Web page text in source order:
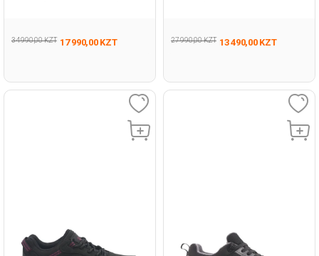
34 990,00 KZT 17 990,00 KZT 27 990,00 KZT 13 490,00 KZT